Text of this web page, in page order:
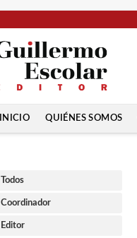
INICIO QUIÉNES SOMOS
Todos
Coordinador
Editor